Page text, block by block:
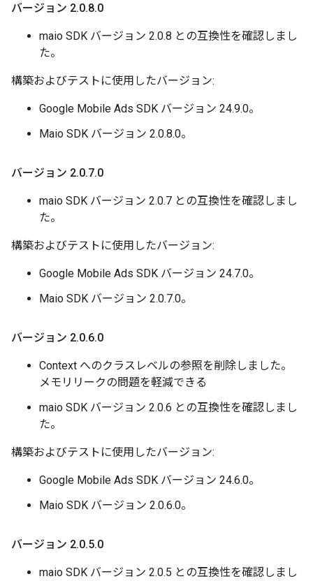
バージョン 2.0.8.0
maio SDK バージョン 2.0.8 との互換性を確認しまし
た。
構築およびテストに使用したバージョン:
Google Mobile Ads SDK バージョン 24.9.0。
Maio SDK バージョン 2.0.8.0。
バージョン 2.0.7.0
maio SDK バージョン 2.0.7 との互換性を確認しまし
た。
構築およびテストに使用したバージョン:
Google Mobile Ads SDK バージョン 24.7.0。
Maio SDK バージョン 2.0.7.0。
バージョン 2.0.6.0
Context へのクラスレベルの参照を削除しました。
メモリリークの問題を軽減できる
maio SDK バージョン 2.0.6 との互換性を確認しまし
た。
構築およびテストに使用したバージョン:
Google Mobile Ads SDK バージョン 24.6.0。
Maio SDK バージョン 2.0.6.0。
バージョン 2.0.5.0
maio SDK バージョン 2.0.5 との互換性を確認しまし